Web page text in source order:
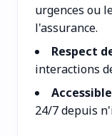
urgences ou
l'assurance.
Respect
interactions
Accessible
24/7 depuis